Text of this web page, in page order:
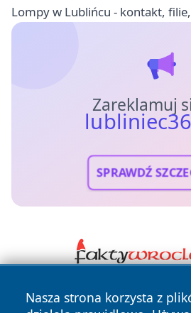
Lompy w Lublińcu - kontakt,
Zareklamuj
SPRAWDŹ
Nasza strona korzysta z